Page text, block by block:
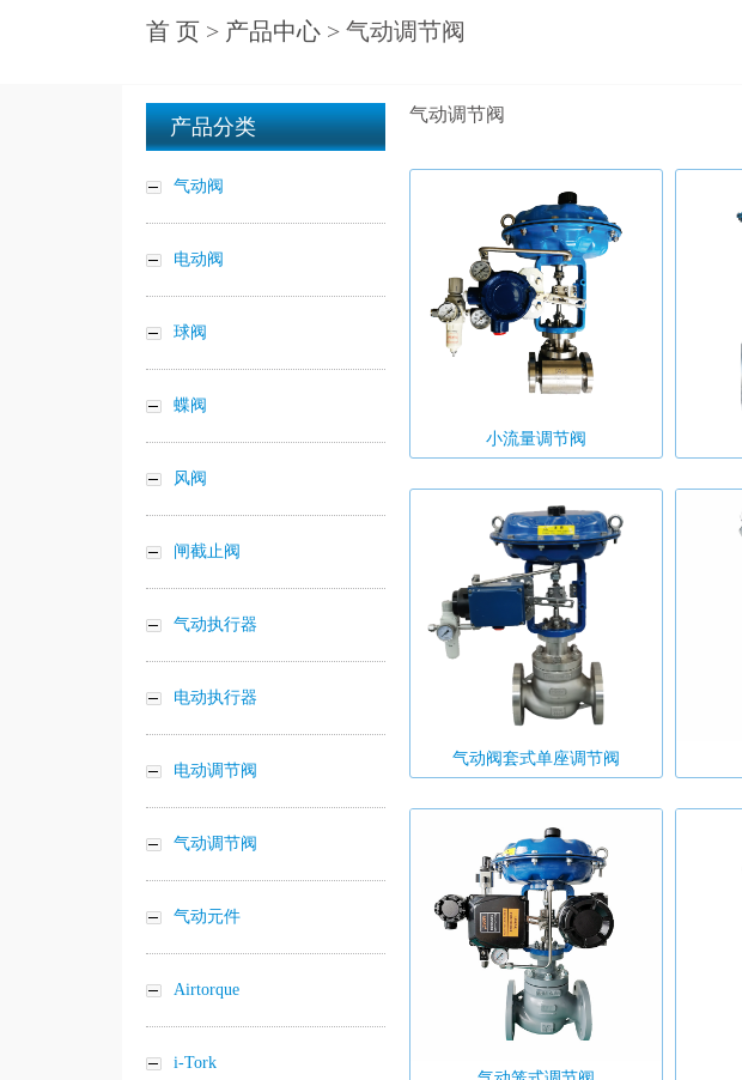
首 页 > 产品中心 > 气动调节阀
产品分类
气动阀
电动阀
球阀
蝶阀
风阀
闸截止阀
气动执行器
电动执行器
电动调节阀
气动调节阀
气动元件
Airtorque
i-Tork
气动调节阀
小流量调节阀
气动阀套式单座调节阀